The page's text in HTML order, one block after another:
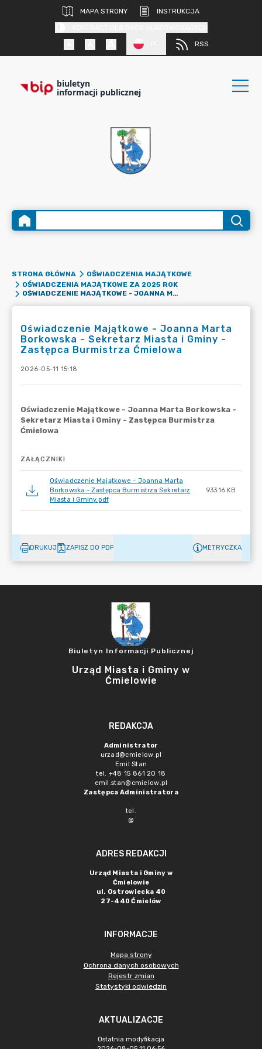
MAPA STRONY
INSTRUKCJA
RSS
biuletyn
informacji publicznej
STRONA GŁÓWNA
OŚWIADCZENIA MAJĄTKOWE
OŚWIADCZENIA MAJĄTKOWE ZA 2025 ROK
OŚWIADCZENIE MAJĄTKOWE - JOANNA MARTA BORKOWSKA - SEKRETARZ MIASTA I GMINY - ZASTĘPCA BURMISTRZA ĆMIELOWA
Oświadczenie Majątkowe - Joanna Marta
Borkowska - Sekretarz Miasta i Gminy -
Zastępca Burmistrza Ćmielowa
2026-05-11 15:18
ZAŁĄCZNIKI
Oświadczenie Majątkowe - Joanna Marta
Borkowska - Zastępca Burmistrza Sekretarz
Miasta i Gminy.pdf
933.16 KB
DRUKUJ ZAPISZ DO PDF METRYCZKA
Biuletyn Informacji Publicznej
Urząd Miasta i Gminy w
Ćmielowie
REDAKCJA
Administrator
urzad@cmielow.pl
Emil Stan
tel. +48 15 861 20 18
emil.stan@cmielow.pl
Zastępca Administratora
tel.
@
ADRES REDAKCJI
Urząd Miasta i Gminy w
Ćmielowie
ul. Ostrowiecka 40
27-440 Ćmielów
INFORMACJE
Mapa strony
Ochrona danych osobowych
Rejestr zmian
Statystyki odwiedzin
AKTUALIZACJE
Ostatnia modyfikacja